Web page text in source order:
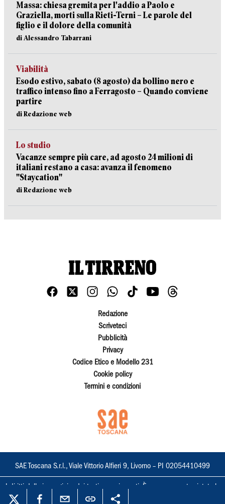
Massa: chiesa gremita per l'addio a Paolo e
Graziella, morti sulla Rieti-Terni – Le parole del
figlio e il dolore della comunità
di Alessandro Tabarrani
Viabilità
Esodo estivo, sabato (8 agosto) da bollino nero e
traffico intenso fino a Ferragosto – Quando conviene
partire
di Redazione web
Lo studio
Vacanze sempre più care, ad agosto 24 milioni di
italiani restano a casa: avanza il fenomeno
"Staycation"
di Redazione web
Redazione
Scriveteci
Pubblicità
Privacy
Codice Etico e Modello 231
Cookie policy
Termini e condizioni
SAE Toscana S.r.l., Viale Vittorio Alfieri 9, Livorno – PI 02054410499
I diritti delle immagini e dei testi sono riservati. È espressamente vietata la
loro riproduzione con qualsiasi mezzo e l'adattamento totale o parziale.